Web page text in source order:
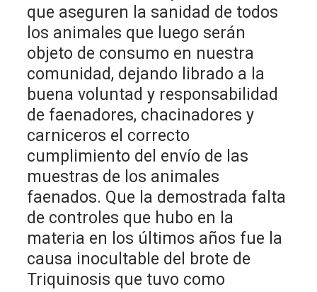
que aseguren la sanidad de todos
los animales que luego serán
objeto de consumo en nuestra
comunidad, dejando librado a la
buena voluntad y responsabilidad
de faenadores, chacinadores y
carniceros el correcto
cumplimiento del envío de las
muestras de los animales
faenados. Que la demostrada falta
de controles que hubo en la
materia en los últimos años fue la
causa inocultable del brote de
Triquinosis que tuvo como